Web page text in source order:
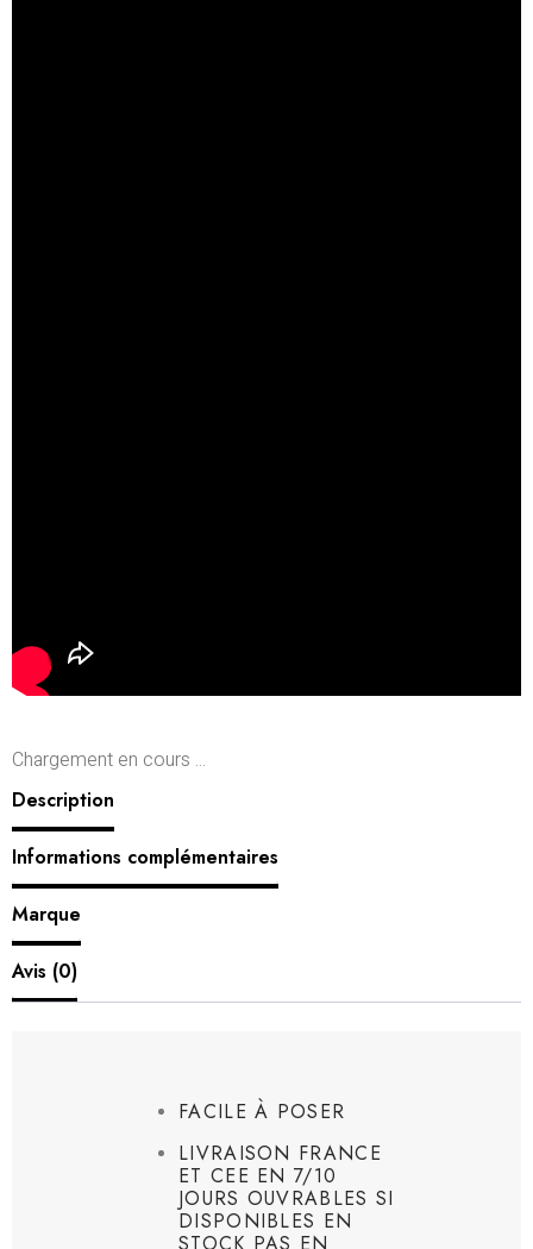
Chargement en cours ...
Description
Informations complémentaires
Marque
Avis (0)
FACILE À POSER
LIVRAISON FRANCE
ET CEE EN 7/10
JOURS OUVRABLES SI
DISPONIBLES EN
STOCK PAS EN